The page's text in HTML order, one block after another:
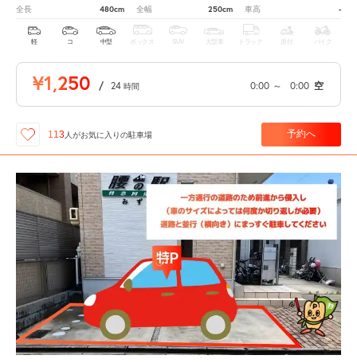
全長 480cm 全幅 250cm 車高 -
軽 コ 中型 ボックス SUV 大型車 トラック 原付 バイク
¥1,250 / 24 時間 0:00 ～ 0:00 空
113 人がお気に入りの駐車場 予約へ